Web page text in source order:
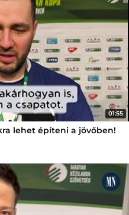
01:55
lehet építeni a jövőben!